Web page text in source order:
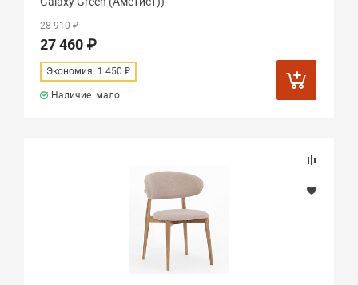
28 910 ₽
27 460 ₽
Экономия: 1 450 ₽
Наличие: мало